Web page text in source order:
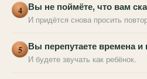
4 Вы не поймёте, что вам
И придётся снова просить
5 Вы перепутаете времена и
И будете звучать как ребёнок.